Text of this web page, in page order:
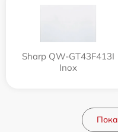
Sharp QW-GT43F413I
Inox